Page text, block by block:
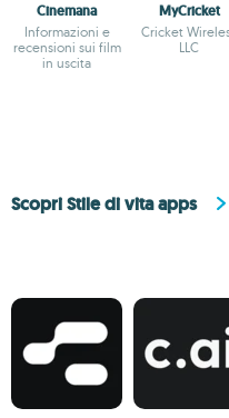
Cinemana
Informazioni e
recensioni sui film
in uscita
MyCricket
Cricket
LLC
Scopri Stile di vita apps